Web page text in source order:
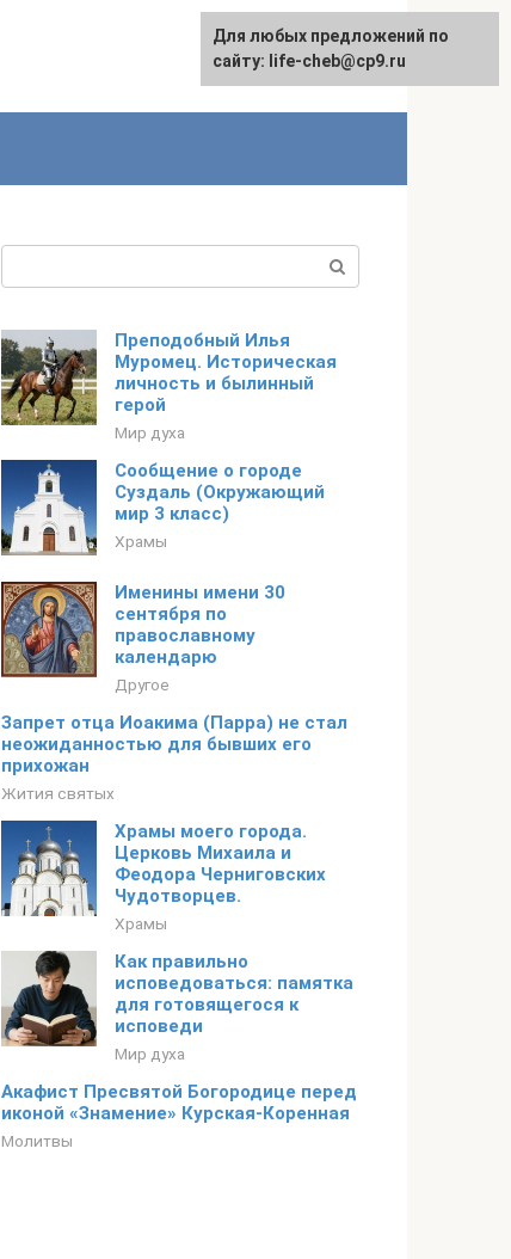
Преподобный Илья
Муромец. Историческая
личность и былинный
герой
Мир духа
Сообщение о городе
Суздаль (Окружающий
мир 3 класс)
Храмы
Именины имени 30
сентября по
православному
календарю
Другое
Запрет отца Иоакима (Парра) не стал
неожиданностью для бывших его
прихожан
Жития святых
Храмы моего города.
Церковь Михаила и
Феодора Черниговских
Чудотворцев.
Храмы
Как правильно
исповедоваться: памятка
для готовящегося к
исповеди
Мир духа
Акафист Пресвятой Богородице перед
иконой «Знамение» Курская-Коренная
Молитвы
Для любых предложений по
сайту: life-cheb@cp9.ru
Для любых предложений по
сайту: life-cheb@cp9.ru